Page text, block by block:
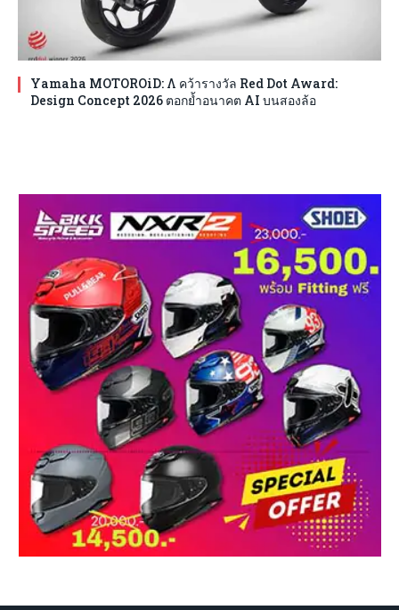
Yamaha MOTOROiD: Λ คว้ารางวัล Red Dot Award:
Design Concept 2026 ตอกย้ำอนาคต AI บนสองล้อ